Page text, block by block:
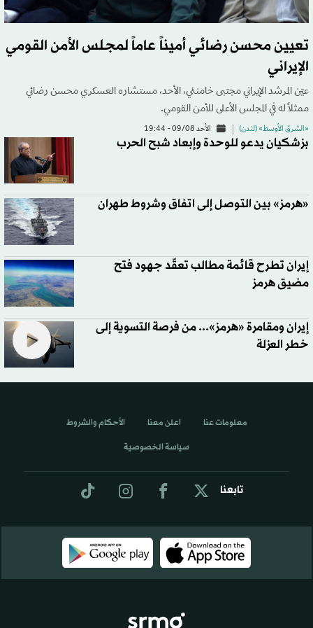
تعيين محسن رضائي أميناً عاماً لمجلس الأمن القومي
الإيراني
عيّن المرشد الإيراني مجتبى خامنئي، الأحد، مستشاره العسكري محسن رضائي
ممثلاً له في المجلس الأعلى للأمن القومي.
«الشرق الأوسط» (لندن) الأحد 09/08 - 19:44
بزشكيان يدعو للوحدة وإبعاد شبح الحرب
«هرمز» بين التوصل إلى اتفاق وشروط طهران
إيران تطرح قائمة مطالب تعقّد جهود فتح
مضيق هرمز
إيران ومقامرة «هرمز»... من فرصة التسوية إلى
خطر العزلة
تابعنا
معلومات عنا اعلن معنا الأحكام والشروط
سياسة الخصوصية